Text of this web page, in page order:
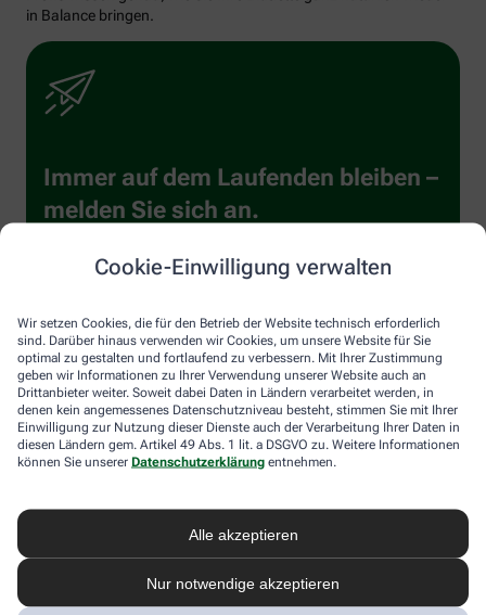
Cookie-Einwilligung verwalten
Wir setzen Cookies, die für den Betrieb der Website technisch erforderlich
sind. Darüber hinaus verwenden wir Cookies, um unsere Website für Sie
optimal zu gestalten und fortlaufend zu verbessern. Mit Ihrer Zustimmung
geben wir Informationen zu Ihrer Verwendung unserer Website auch an
Drittanbieter weiter. Soweit dabei Daten in Ländern verarbeitet werden, in
denen kein angemessenes Datenschutzniveau besteht, stimmen Sie mit Ihrer
Einwilligung zur Nutzung dieser Dienste auch der Verarbeitung Ihrer Daten in
diesen Ländern gem. Artikel 49 Abs. 1 lit. a DSGVO zu. Weitere Informationen
können Sie unserer Datenschutzerklärung entnehmen.
Alle akzeptieren
Nur notwendige akzeptieren
in Balance bringen.
Immer auf dem Laufenden bleiben –
melden Sie sich an.
Sind Sie ein Mensch? Dann wählen Sie bittedie Tasse.
Sind
Sie
ein
Mensch?
die
1 2 3
Ich willige hiermit ein, dass meine personenbezogenen Daten
kann ich jederzeit gegenüber AHD für die Zukunft widerrufen
(z.B. über den Abmelde-Link in jedem Newsletter). Die sonstigen
Kontaktmöglichkeiten dafür und weitere Angaben zur